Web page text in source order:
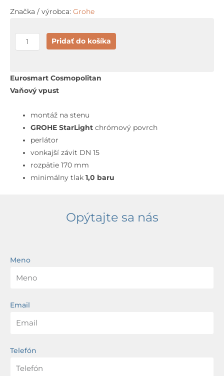
Značka / výrobca: Grohe
množstvo
Grohe
Cosmopolitan
Vaňový
chróm
Pridať do košíka
Eurosmart Cosmopolitan
Vaňový vpust
montáž na stenu
GROHE StarLightchrómový povrch
perlátor
vonkajší závit DN 15
rozpätie 170 mm
minimálny tlak 1,0 baru
Opýtajte sa nás
Meno
Email
Telefón